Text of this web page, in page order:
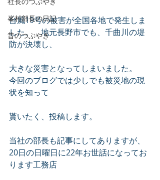
峯村部長の日記
昔のつぶやき
台風19号の被害が全国各地で発生しま
した。　地元長野市でも、千曲川の堤
防が決壊し、
大きな災害となってしまいました。
今回のブログでは少しでも被災地の現
状を知って
貰いたく、投稿します。
当社の部長も記事にしてありますが、
20日の日曜日に22年お世話になってお
ります工務店